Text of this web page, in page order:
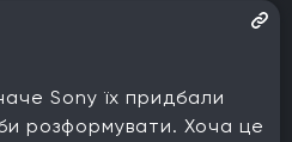
Sony їх придбали
розформувати. Хоча це